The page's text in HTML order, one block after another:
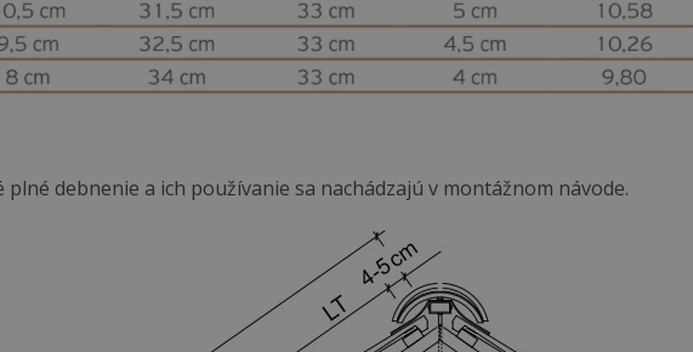
debnenie a ich používanie sa nachádzajú v montážnom návode.